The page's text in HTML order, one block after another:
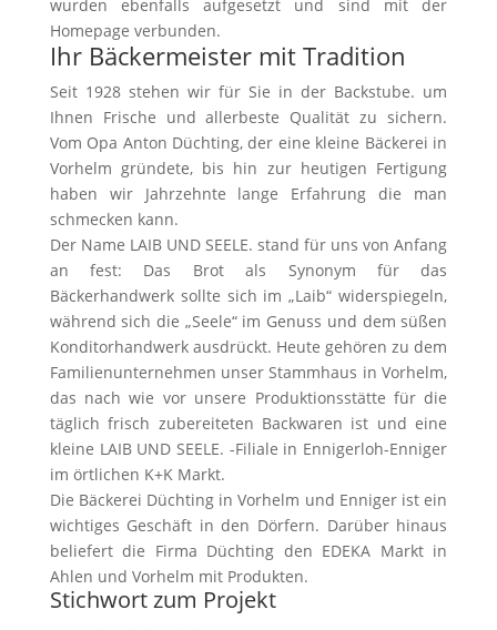
wurden ebenfalls aufgesetzt und sind mit der
Homepage verbunden.
Ihr Bäckermeister mit Tradition
Seit 1928 stehen wir für Sie in der Backstube. um
Ihnen Frische und allerbeste Qualität zu sichern.
Vom Opa Anton Düchting, der eine kleine Bäckerei in
Vorhelm gründete, bis hin zur heutigen Fertigung
haben wir Jahrzehnte lange Erfahrung die man
schmecken kann.
Der Name LAIB UND SEELE. stand für uns von Anfang
an fest: Das Brot als Synonym für das
Bäckerhandwerk sollte sich im „Laib“ widerspiegeln,
während sich die „Seele“ im Genuss und dem süßen
Konditorhandwerk ausdrückt. Heute gehören zu dem
Familienunternehmen unser Stammhaus in Vorhelm,
das nach wie vor unsere Produktionsstätte für die
täglich frisch zubereiteten Backwaren ist und eine
kleine LAIB UND SEELE. -Filiale in Ennigerloh-Enniger
im örtlichen K+K Markt.
Die Bäckerei Düchting in Vorhelm und Enniger ist ein
wichtiges Geschäft in den Dörfern. Darüber hinaus
beliefert die Firma Düchting den EDEKA Markt in
Ahlen und Vorhelm mit Produkten.
Stichwort zum Projekt